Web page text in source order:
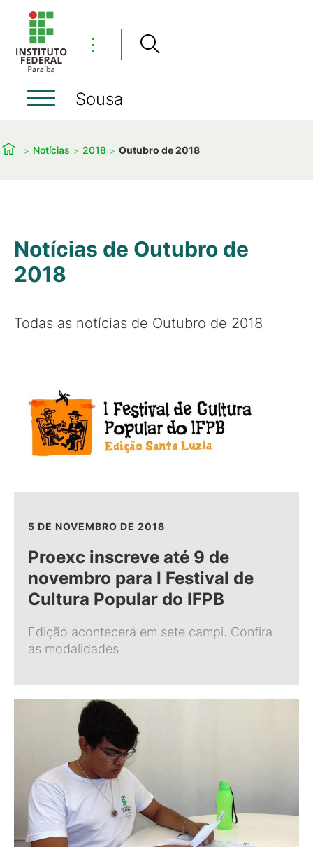
⋮
Sousa
Notícias 2018 Outubro de 2018
Notícias de Outubro de
2018
Todas as notícias de Outubro de 2018
5 DE NOVEMBRO DE 2018
Proexc inscreve até 9 de
novembro para I Festival de
Cultura Popular do IFPB
Edição acontecerá em sete campi. Confira
as modalidades